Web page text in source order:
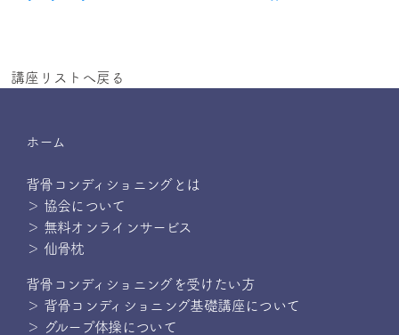
講座リストへ戻る
ホーム
背骨コンディショニングとは
＞ 協会について
＞ 無料オンラインサービス
＞ 仙骨枕
背骨コンディショニングを受けたい方
＞ 背骨コンディショニング基礎講座について
＞ グループ体操について